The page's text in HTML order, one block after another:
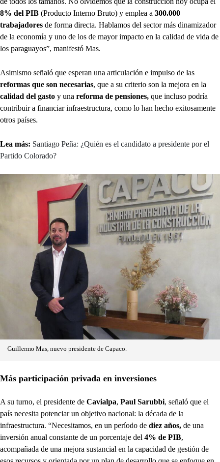
8% del PIB (Producto Interno Bruto) y emplea a 300.000
trabajadores de forma directa. Hablamos del sector más dinamizador
de la economía y uno de los de mayor impacto en la calidad de vida de
los paraguayos”, manifestó Mas.
Asimismo señaló que esperan una articulación e impulso de las
reformas que son necesarias, que a su criterio son la mejora en la
calidad del gasto y una reforma de pensiones, que incluso podría
contribuir a financiar infraestructura, como lo han hecho exitosamente
otros países.
Lea más: Santiago Peña: ¿Quién es el candidato a presidente por el
Partido Colorado?
Guillermo Mas, nuevo presidente de Capaco.
Más participación privada en inversiones
A su turno, el presidente de Cavialpa, Paul Sarubbi, señaló que el
país necesita potenciar un objetivo nacional: la década de la
infraestructura. “Necesitamos, en un período de diez años, de una
inversión anual constante de un porcentaje del 4% de PIB,
acompañada de una mejora sustancial en la capacidad de gestión de